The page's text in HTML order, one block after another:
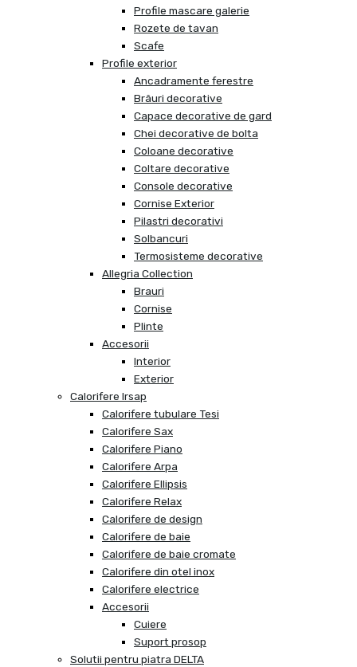
Profile mascare galerie
Rozete de tavan
Scafe
Profile exterior
Ancadramente ferestre
Brâuri decorative
Capace decorative de gard
Chei decorative de bolta
Coloane decorative
Coltare decorative
Console decorative
Cornise Exterior
Pilastri decorativi
Solbancuri
Termosisteme decorative
Allegria Collection
Brauri
Cornise
Plinte
Accesorii
Interior
Exterior
Calorifere Irsap
Calorifere tubulare Tesi
Calorifere Sax
Calorifere Piano
Calorifere Arpa
Calorifere Ellipsis
Calorifere Relax
Calorifere de design
Calorifere de baie
Calorifere de baie cromate
Calorifere din otel inox
Calorifere electrice
Accesorii
Cuiere
Suport prosop
Solutii pentru piatra DELTA